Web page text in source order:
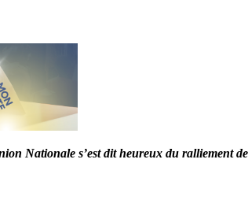
Nationale s’est dit heureux du ralliement